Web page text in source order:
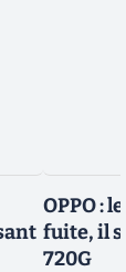
OPPO :
fuite, il
720G